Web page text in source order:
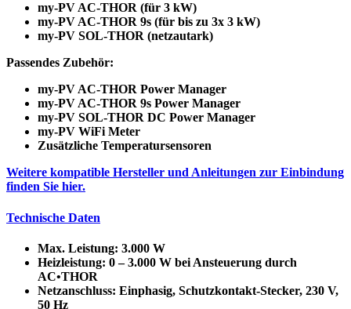
my-PV AC-THOR (für 3 kW)
my-PV AC-THOR 9s (für bis zu 3x 3 kW)
my-PV SOL-THOR (netzautark)
Passendes Zubehör:
my-PV AC-THOR Power Manager
my-PV AC-THOR 9s Power Manager
my-PV SOL-THOR DC Power Manager
my-PV WiFi Meter
Zusätzliche Temperatursensoren
Weitere kompatible Hersteller und Anleitungen zur Einbindung
finden Sie hier.
Technische Daten
Max. Leistung: 3.000 W
Heizleistung: 0 – 3.000 W bei Ansteuerung durch
AC•THOR
Netzanschluss: Einphasig, Schutzkontakt-Stecker, 230 V,
50 Hz